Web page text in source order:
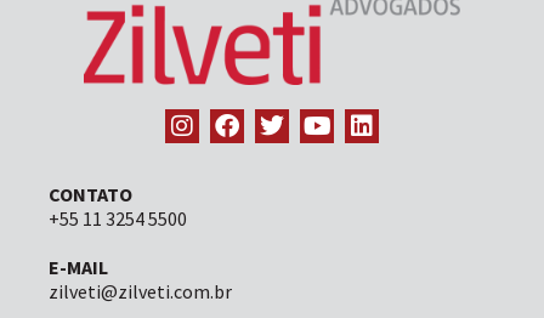
CONTATO
+55 11 3254 5500
E-MAIL
zilveti@zilveti.com.br